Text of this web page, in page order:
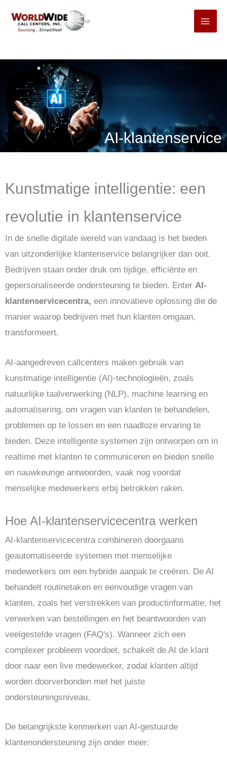
naar
AI-klantenservice
Kunstmatige intelligentie: een
revolutie in klantenservice
In de snelle digitale wereld van vandaag is het bieden
van uitzonderlijke klantenservice belangrijker dan ooit.
Bedrijven staan onder druk om tijdige, efficiënte en
gepersonaliseerde ondersteuning te bieden. Enter AI-
klantenservicecentra, een innovatieve oplossing die de
manier waarop bedrijven met hun klanten omgaan,
transformeert.
AI-aangedreven callcenters maken gebruik van
kunstmatige intelligentie (AI)-technologieën, zoals
natuurlijke taalverwerking (NLP), machine learning en
automatisering, om vragen van klanten te behandelen,
problemen op te lossen en een naadloze ervaring te
bieden. Deze intelligente systemen zijn ontworpen om in
realtime met klanten te communiceren en bieden snelle
en nauwkeurige antwoorden, vaak nog voordat
menselijke medewerkers erbij betrokken raken.
Hoe AI-klantenservicecentra werken
AI-klantenservicecentra combineren doorgaans
geautomatiseerde systemen met menselijke
medewerkers om een hybride aanpak te creëren. De AI
behandelt routinetaken en eenvoudige vragen van
klanten, zoals het verstrekken van productinformatie, het
verwerken van bestellingen en het beantwoorden van
veelgestelde vragen (FAQ's). Wanneer zich een
complexer probleem voordoet, schakelt de AI de klant
door naar een live medewerker, zodat klanten altijd
worden doorverbonden met het juiste
ondersteuningsniveau.
De belangrijkste kenmerken van AI-gestuurde
klantenondersteuning zijn onder meer: